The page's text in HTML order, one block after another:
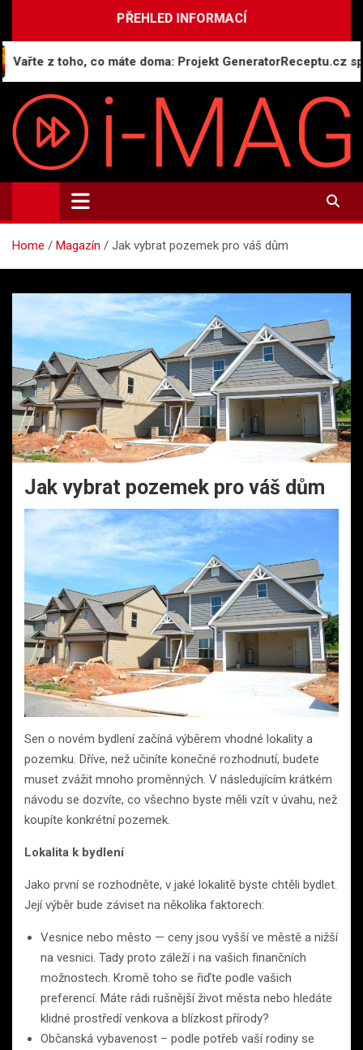
content
PŘEHLED INFORMACÍ
z toho, co máte doma: Projekt GeneratorReceptu.cz spouští
i-MAG.CZ
Informační magazín | Public Relations
Home Magazín Jak vybrat pozemek pro váš dům
Jak vybrat pozemek pro váš dům
Sen o novém bydlení začíná výběrem vhodné lokality a
pozemku. Dříve, než učiníte konečné rozhodnutí, budete
muset zvážit mnoho proměnných. V následujícím krátkém
návodu se dozvíte, co všechno byste měli vzít v úvahu, než
koupíte konkrétní pozemek.
Lokalita k bydlení
Jako první se rozhodněte, v jaké lokalitě byste chtěli bydlet.
Její výběr bude záviset na několika faktorech:
Vesnice nebo město — ceny jsou vyšší ve městě a nižší
na vesnici. Tady proto záleží i na vašich finančních
možnostech. Kromě toho se řiďte podle vašich
preferencí. Máte rádi rušnější život města nebo hledáte
klidné prostředí venkova a blízkost přírody?
Občanská vybavenost – podle potřeb vaší rodiny se